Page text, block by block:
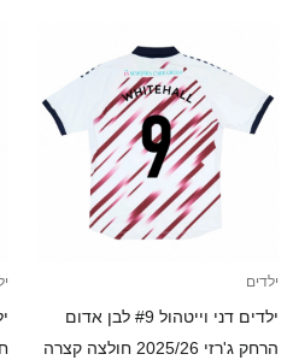
ילדים
ילדים דני וייטהול #9 לבן אדום
הרחק ג'רזי 2025/26 חולצה קצרה